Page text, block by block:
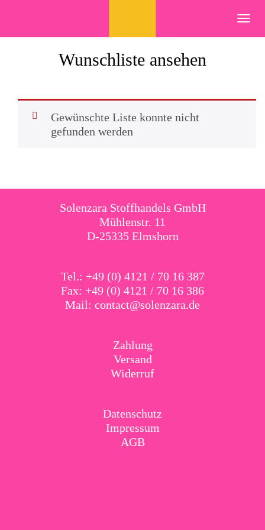
Wunschliste ansehen
Gewünschte Liste konnte nicht
gefunden werden
Solenzara Stoffhandels GmbH
Mühlenstr. 11
D-25335 Elmshorn
Tel.: +49 (0) 4121 / 70 16 387
Fax: +49 (0) 4121 / 70 16 386
Mail: contact@solenzara.de
Zahlung
Versand
Widerruf
Datenschutz
Impressum
AGB